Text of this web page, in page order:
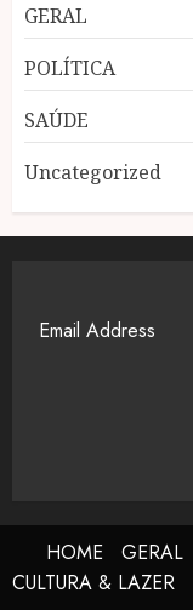
GERAL
POLÍTICA
SAÚDE
Uncategorized
HOME GERAL
CULTURA & LAZER